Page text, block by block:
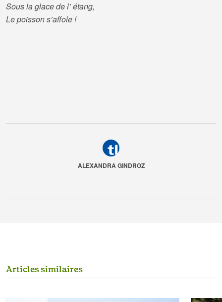
Sous la glace de l’ étang,
Le poisson s’affole !
ALEXANDRA GINDROZ
Articlessimilaires